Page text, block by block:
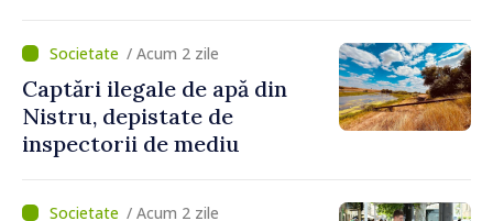
și a polițiștilor de frontieră
/ Acum 2 zile
Captări ilegale de apă din
Nistru, depistate de
inspectorii de mediu
/ Acum 2 zile